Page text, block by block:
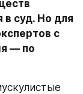
суд. Но для
с
— по